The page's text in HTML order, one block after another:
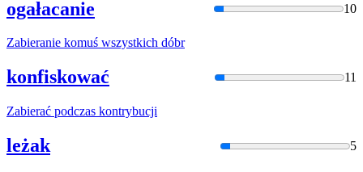
ogałacanie 10
Zabieranie komuś wszystkich dóbr
konfiskować 11
Zabierać podczas kontrybucji
leżak 5